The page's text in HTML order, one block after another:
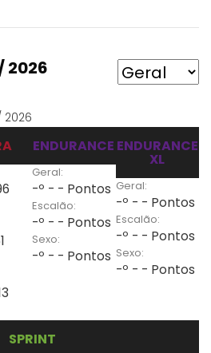
2026
2026
ENDURANCE
Geral:
-º - - Pontos
Escalão:
-º - - Pontos
Sexo:
-º - - Pontos
ENDURANCE
XL
Geral:
-º - - Pontos
Escalão:
-º - - Pontos
Sexo:
-º - - Pontos
SPRINT